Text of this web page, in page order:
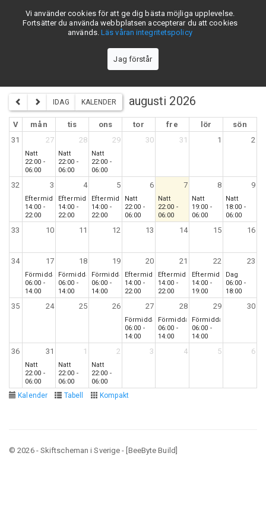
skiftschema.se
Billerudkorsnäs Gruvön Grums 3-skift - Lag A
IDAG KALENDER augusti 2026
V mån tis ons tor fre lör
sön
31
27 28 29 30 31 1 2
Natt
22:00 -
06:00
Natt
22:00 -
06:00
Natt
22:00 -
06:00
32 3 4 5 6 7 8 9
Eftermiddag
14:00 -
22:00
Eftermiddag
14:00 -
22:00
Eftermiddag
14:00 -
22:00
Natt
22:00 -
06:00
Natt
22:00 -
06:00
Natt
19:00 -
06:00
Natt
18:00 -
06:00
33 10 11 12 13 14 15 16
34 17 18 19 20 21 22 23
Förmiddag
06:00 -
14:00
Förmiddag
06:00 -
14:00
Förmiddag
06:00 -
14:00
Eftermiddag
14:00 -
22:00
Eftermiddag
14:00 -
22:00
Eftermiddag
14:00 -
19:00
Dag
06:00 -
18:00
35 24 25 26 27 28 29 30
Förmiddag
06:00 -
14:00
Förmiddag
06:00 -
14:00
Förmiddag
06:00 -
14:00
36 31 1 2 3 4 5 6
Natt
22:00 -
06:00
Natt
22:00 -
06:00
Natt
22:00 -
06:00
Kalender Tabell Kompakt
© 2026 - Skiftscheman i Sverige - [BeeByte Build]
Vi använder cookies för att ge dig bästa möjliga upplevelse.
Fortsätter du använda webbplatsen accepterar du att cookies
används.Läs våran integritetspolicy
Jag förstår